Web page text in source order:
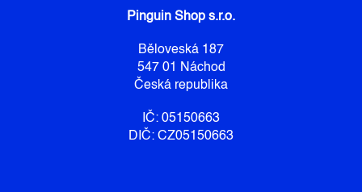
K
V
Ý
P
I
U
Pinguin Shop s.r.o.
Běloveská 187
547 01 Náchod
Česká republika
IČ: 05150663
DIČ: CZ05150663